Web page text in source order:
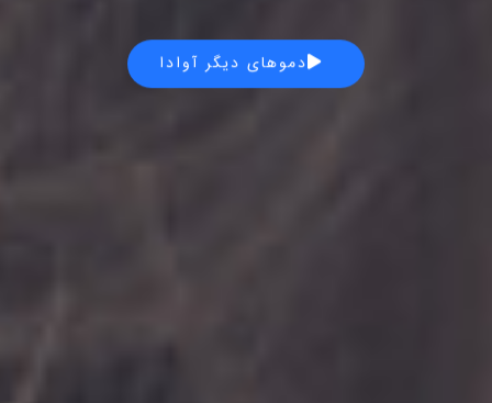
دموهای دیگر آوادا